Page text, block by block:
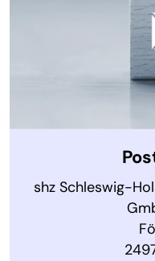
shz Schleswig-